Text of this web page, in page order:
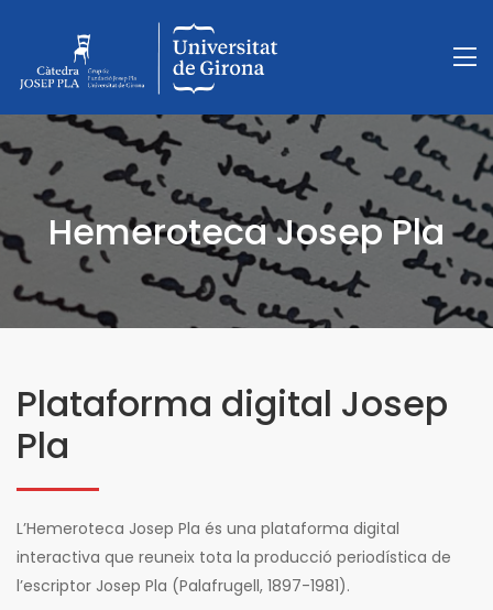
Hemeroteca Josep Pla
Plataforma digital Josep
Pla
L’Hemeroteca Josep Pla és una plataforma digital
interactiva que reuneix tota la producció periodística de
l’escriptor Josep Pla (Palafrugell, 1897-1981).